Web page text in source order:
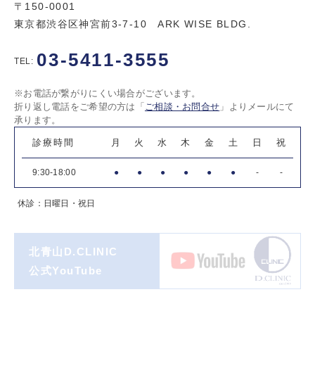
〒150-0001
東京都渋谷区神宮前3-7-10 ARK WISE BLDG.
TEL: 03-5411-3555
※お電話が繋がりにくい場合がございます。
折り返し電話をご希望の方は「 ご相談・お問合せ 」よりメールにて
承ります。
診療時間 月 火 水 木 金 土 日 祝
9:30-18:00 ● ● ● ● ● ● - -
休診：日曜日・祝日
北青山D.CLINIC
公式YouTube